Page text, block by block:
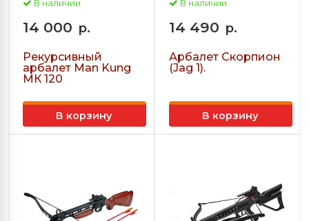
В наличии
14 000 р.
Рекурсивный
арбалет Man Kung
МК 120
В корзину
В наличии
14 490 р.
Арбалет Скорпион
(Jag 1).
В корзину